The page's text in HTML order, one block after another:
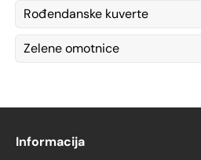
Rođendanske kuverte
Zelene omotnice
Informacija